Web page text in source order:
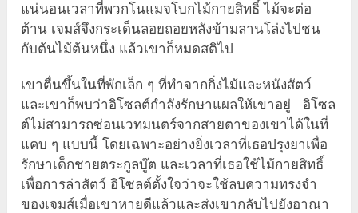
แน่นอนเวลาที่พวกโนแมจโบกไม้กายสิทธิ์ ไม้จะต่อ
ต้าน เจมส์จึงกระเด็นลอยถอยหลังข้ามลานโล่งไปชน
กับต้นไม้ต้นหนึ่ง แล้วเขาก็หมดสติไป
เขาตื่นขึ้นในที่พักเล็ก ๆ ที่ทำจากกิ่งไม้และหนังสัตว์
และเขาก็พบว่าอิโซลต์กำลังรักษาแผลให้เขาอยู่ อิโซล
ต์ไม่สามารถซ่อนเวทมนตร์จากสายตาของเขาได้ในที่
แคบ ๆ แบบนี้ โดยเฉพาะอย่างยิ่งเวลาที่เธอปรุงยาเพื่อ
รักษาเด็กชายตระกูลบู๊ต และเวลาที่เธอใช้ไม้กายสิทธิ์
เพื่อการล่าสัตว์ อิโซลต์ตั้งใจว่าจะใช้ลบความทรงจำ
ของเจมส์เมื่อเขาหายดีแล้วและส่งเขากลับไปยังอาณา